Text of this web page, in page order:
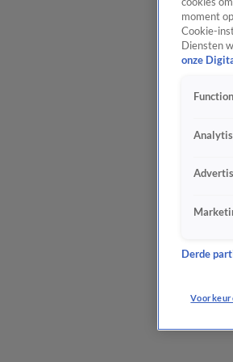
moment
Cookie-
Diensten
onze
Derde